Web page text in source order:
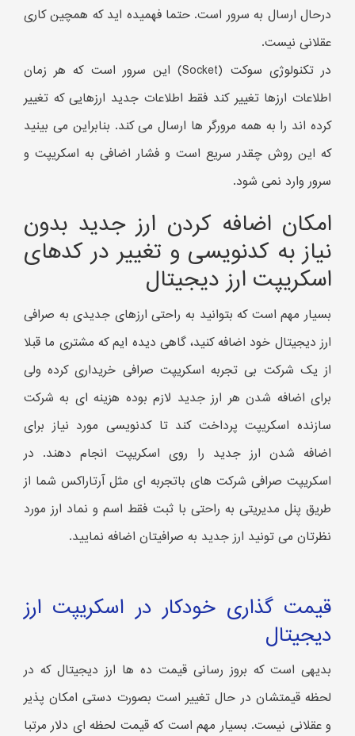
درحال ارسال به سرور است. حتما فهمیده اید که همچین کاری
عقلانی نیست.
در تکنولوژی سوکت (Socket) این سرور است که هر زمان
اطلاعات ارزها تغییر کند فقط اطلاعات جدید ارزهایی که تغییر
کرده اند را به همه مرورگر ها ارسال می کند. بنابراین می بینید
که این روش چقدر سریع است و فشار اضافی به اسکریپت و
سرور وارد نمی شود.
امکان اضافه کردن ارز جدید بدون
نیاز به کدنویسی و تغییر در کدهای
اسکریپت ارز دیجیتال
بسیار مهم است که بتوانید به راحتی ارزهای جدیدی به صرافی
ارز دیجیتال خود اضافه کنید، گاهی دیده ایم که مشتری ما قبلا
از یک شرکت بی تجربه اسکریپت صرافی خریداری کرده ولی
برای اضافه شدن هر ارز جدید لازم بوده هزینه ای به شرکت
سازنده اسکریپت پرداخت کند تا کدنویسی مورد نیاز برای
اضافه شدن ارز جدید را روی اسکریپت انجام دهند. در
اسکریپت صرافی شرکت های باتجربه ای مثل آرتاراکس شما از
طریق پنل مدیریتی به راحتی با ثبت فقط اسم و نماد ارز مورد
نظرتان می تونید ارز جدید به صرافیتان اضافه نمایید.
قیمت گذاری خودکار در اسکریپت ارز
دیجیتال
بدیهی است که بروز رسانی قیمت ده ها ارز دیجیتال که در
لحظه قیمتشان در حال تغییر است بصورت دستی امکان پذیر
و عقلانی نیست. بسیار مهم است که قیمت لحظه ای دلار مرتبا